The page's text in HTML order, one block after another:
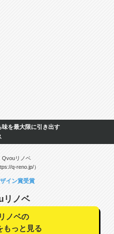
味を最大限に引き出す
Qvouリノベ
q-reno.jp/）
イン賞受賞
リノベ
ノベの
もっと見る